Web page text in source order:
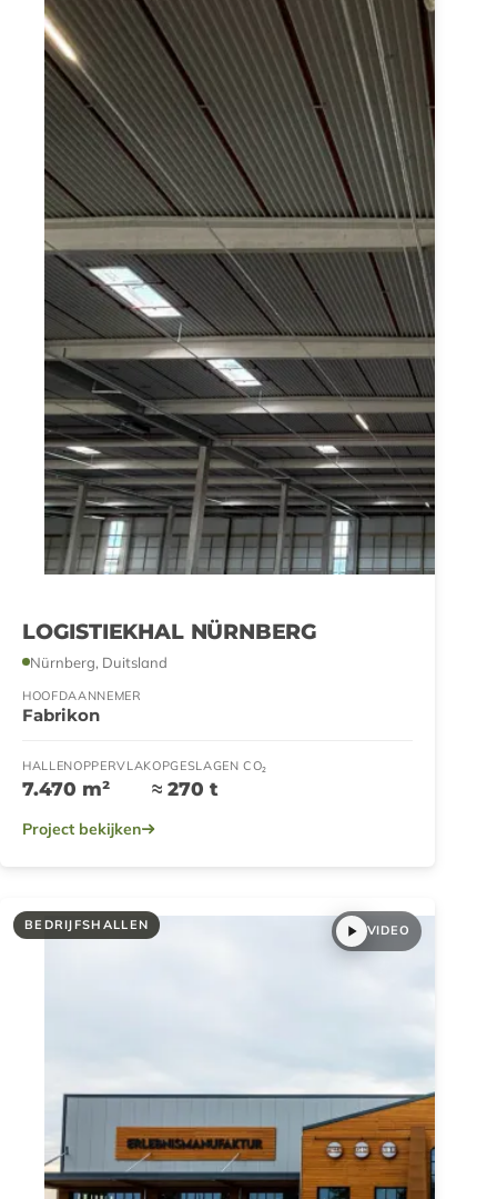
LOGISTIEKHAL NÜRNBERG
Nürnberg, Duitsland
HOOFDAANNEMER
Fabrikon
HALLENOPPERVLAK
7.470 m²
OPGESLAGEN CO₂
≈ 270 t
Project bekijken
BEDRIJFSHALLEN VIDEO